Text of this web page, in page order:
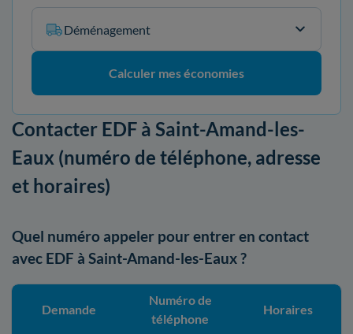
Déménagement
Calculer mes économies
Contacter EDF à Saint-Amand-les-
Eaux (numéro de téléphone, adresse
et horaires)
Quel numéro appeler pour entrer en contact
avec EDF à Saint-Amand-les-Eaux ?
Demande
Numéro de
téléphone
Horaires